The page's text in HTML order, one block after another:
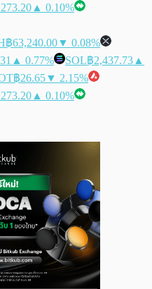
▲ 0.10%
฿63,240.00▼ 0.08%
▲ 0.77% SOL฿2,437.73 ▲
฿26.65▼ 2.15%
▲ 0.10%